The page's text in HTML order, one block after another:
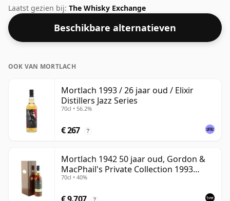
hoge sterkte is gebotteld en deze botteling komt op
een nette 60,2%.
Laatst gezien bij: The Whisky Exchange
Beschikbare alternatieven
OOK VAN MORTLACH
Mortlach 1993 / 26 jaar oud / Elixir
Distillers Jazz Series
70cl • 56.2%
€ 267 ?
Mortlach 1942 50 jaar oud, Gordon &
MacPhail's Private Collection 1993
Bottling
70cl • 40%
?